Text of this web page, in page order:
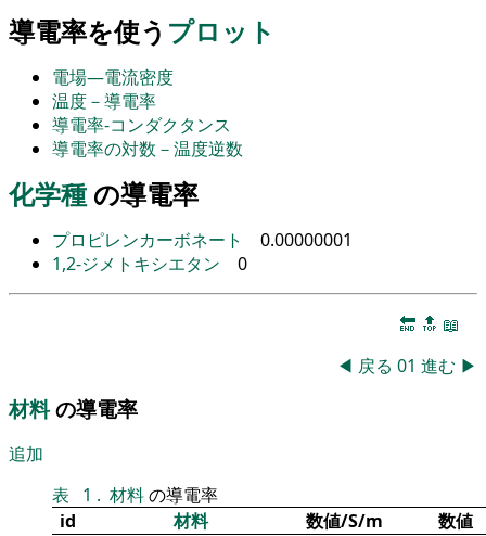
導電率を使う プロット
電場―電流密度
温度－導電率
導電率-コンダクタンス
導電率の対数－温度逆数
化学種 の導電率
プロピレンカーボネート
0.00000001
1,2-ジメトキシエタン 0
🔚 🔝 📖
◀ 戻る 01 進む ▶
材料の導電率
追加
表
1 . 材料の導電率
id
材料 数値/S/m 数値